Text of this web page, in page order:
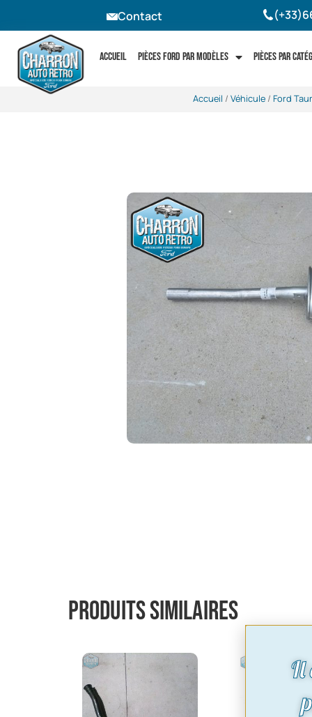
Contact
Accueil Pièces Ford par modèles Pièces par
Accueil / Véhicule/ Ford
Produits similaires
Il